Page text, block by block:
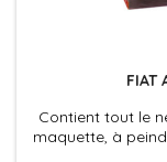
FIAT
Contient tout le
maquette, à